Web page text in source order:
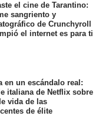
el cine de Tarantino:
sangriento y
de Crunchyroll
el internet es para ti
en un escándalo real:
italiana de Netflix sobre
vida de las
de élite